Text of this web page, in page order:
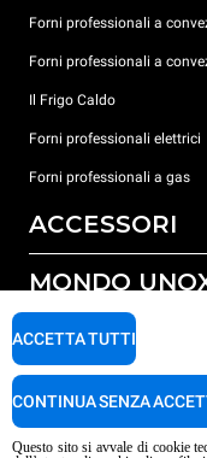
Forni professionali a
Forni professionali a
Il Frigo Caldo
Forni professionali elettrici
Forni professionali a gas
ACCESSORI
Tutti gli accessori
Detergenti per lavaggio
Detergenti per lavaggio
Trattamento acqua con
MONDO
Le nostre sedi nel mondo
SUPPORTO
Garanzia Unox
Questo sito si avvale di cookie
ACCETTA TUTTI
CONTINUA SENZA